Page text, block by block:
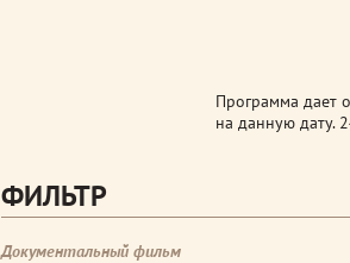
Программа дает
на данную дату.
ФИЛЬТР
Документальный фильм